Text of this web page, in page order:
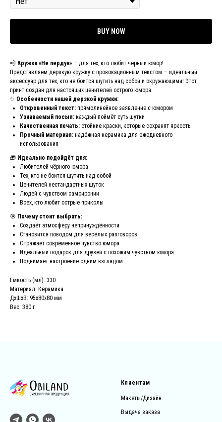
BUY NOW
💨 Кружка «Не пердун» — для тех, кто любит чёрный юмор!
Представляем дерзкую кружку с провокационным текстом — идеальный
аксессуар для тех, кто не боится шутить над собой и окружающими! Этот
принт создан для настоящих ценителей острого юмора.
✨ Особенности нашей дерзкой кружки:
Откровенный текст: прямолинейное заявление с юмором
Узнаваемый посыл: каждый поймёт суть шутки
Качественная печать: стойкие краски, которые сохранят яркость
Прочный материал: надёжная керамика для ежедневного
использования
🎁 Идеально подойдёт для:
Любителей чёрного юмора
Тех, кто не боится шутить над собой
Ценителей нестандартных шуток
Людей с чувством самоиронии
Всех, кто любит острые приколы
🎯 Почему стоит выбрать:
Создаёт атмосферу непринуждённости
Становится поводом для весёлых разговоров
Отражает современное чувство юмора
Идеальный подарок для друзей с похожим чувством юмора
Поднимает настроение одним взглядом
Ёмкость (мл): 330
Материал: Керамика
ДxШxВ: 95x80x80 мм
Вес: 380 г
Клиентам
Макеты/Дизайн
Выдача заказа